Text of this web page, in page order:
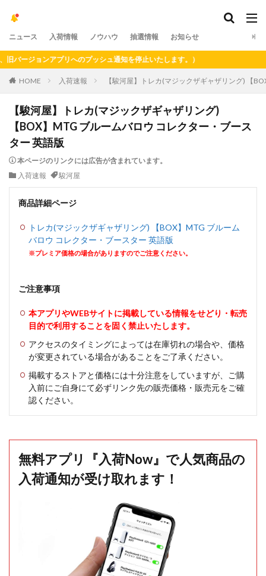
ニュース 入荷情報 ノウハウ 抽選情報 お知らせ
ジョンアプリへのプッシュ通知を停止いたします。）
HOME 入荷速報 【駿河屋】トレカ(マジックザギャザリング) 【
【駿河屋】トレカ(マジックザギャザリング)
【BOX】MTG ブルームバロウ コレクター・ブース
ター 英語版
本ページのリンクには広告が含まれています。
入荷速報
駿河屋
商品詳細ページ
トレカ(マジックザギャザリング) 【BOX】MTG ブルーム
バロウ コレクター・ブースター 英語版
※プレミア価格の場合がありますのでご注意ください。
ご注意事項
本アプリやWEBサイトに掲載している情報をせどり・転売
目的で利用することを固く禁止いたします。
アクセスのタイミングによっては在庫切れの場合や、価格
が変更されている場合があることをご了承ください。
掲載するストアと価格には十分注意をしていますが、ご購
入前にご自身にて必ずリンク先の販売価格・販売元をご確
認ください。
無料アプリ『入荷Now』で人気商品の
入荷通知が受け取れます！